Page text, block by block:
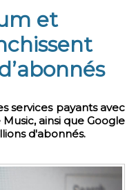
et
services payants avec
ainsi que Google
d'abonnés.